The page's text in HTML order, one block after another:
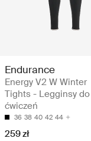
Endurance
Energy V2 W Winter
Tights - Legginsy do
ćwiczeń
36 38 40 42 44
259 zł